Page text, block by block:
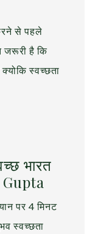
से पहले
जरूरी है कि
स्वच्छता
भारत
पर 4 मिनट
स्वच्छता